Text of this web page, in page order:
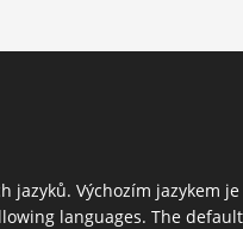
jazyků. Výchozím jazykem je
languages. The